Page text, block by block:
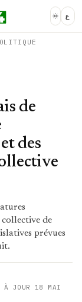
ع
de
des
de
prévues
JOUR 18 MAI